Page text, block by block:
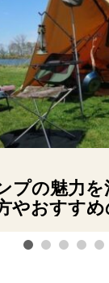
プの魅力
やおすす